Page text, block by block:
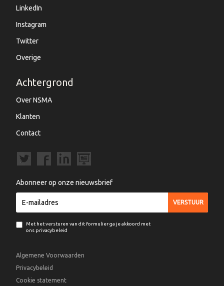
LinkedIn
Instagram
Twitter
Overige
Achtergrond
Over NSMA
Klanten
Contact
Abonneer op onze nieuwsbrief
Met het versturen van dit formulier ga je akkoord met
ons privacybeleid
Algemene Voorwaarden
Privacybeleid
Cookie statement